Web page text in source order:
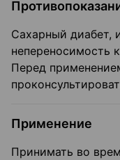
Сахарный диабет,
непереносимость
Перед
Применение
Принимать во